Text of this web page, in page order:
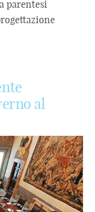
parentesi
al